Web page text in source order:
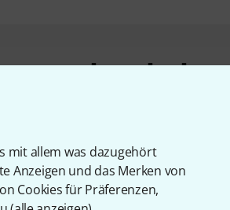
mit allem was dazugehört
Anzeigen und das Merken von
Cookies für Präferenzen,
haben